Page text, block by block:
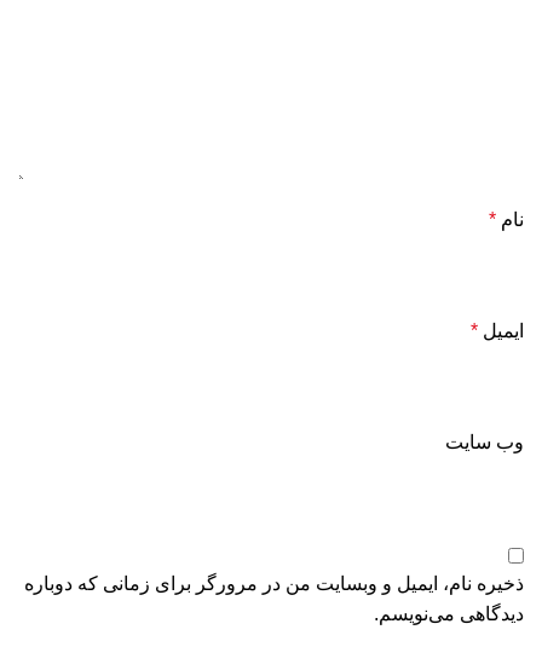
نام *
ایمیل *
وب‌ سایت
ذخیره نام، ایمیل و وبسایت من در مرورگر برای زمانی که دوباره
دیدگاهی می‌نویسم.